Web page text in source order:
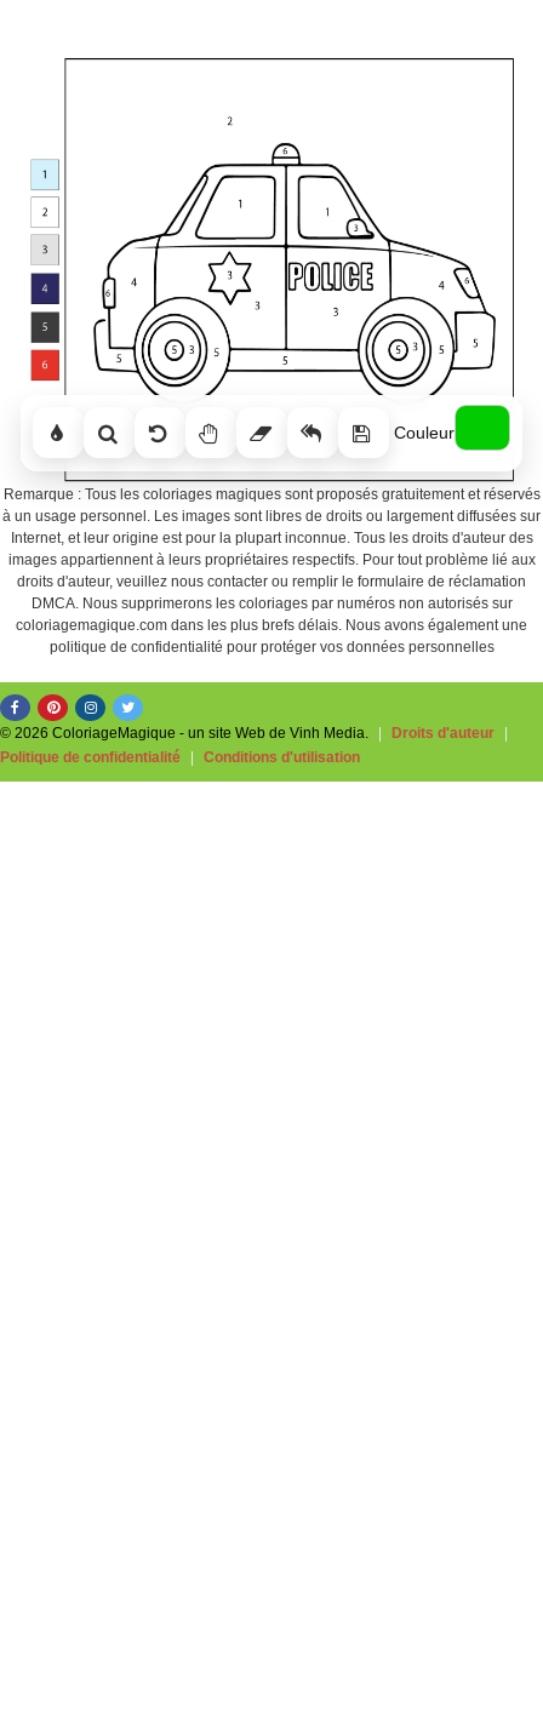
Couleur
Remarque : Tous les coloriages magiques sont proposés gratuitement et réservés
à un usage personnel. Les images sont libres de droits ou largement diffusées sur
Internet, et leur origine est pour la plupart inconnue. Tous les droits d'auteur des
images appartiennent à leurs propriétaires respectifs. Pour tout problème lié aux
droits d'auteur, veuillez nous contacter ou remplir le formulaire de réclamation
DMCA. Nous supprimerons les coloriages par numéros non autorisés sur
coloriagemagique.com dans les plus brefs délais. Nous avons également une
politique de confidentialité pour protéger vos données personnelles
© 2026 ColoriageMagique - un site Web de Vinh Media. | Droits d'auteur
|
Politique de confidentialité
| Conditions d'utilisation